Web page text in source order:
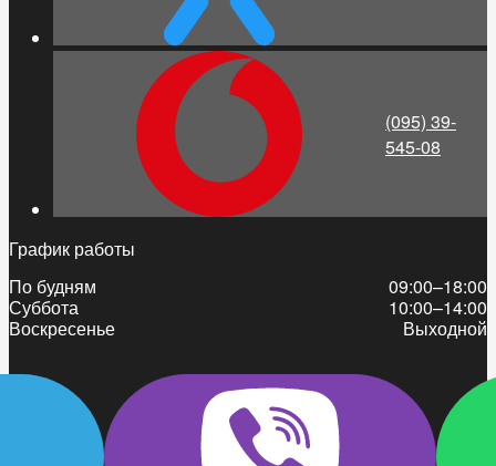
(095) 39-
545-08
График работы
По будням
09:00–18:00
Суббота
10:00–14:00
Воскресенье
Выходной